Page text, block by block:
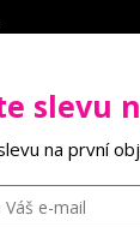
slevu
na první